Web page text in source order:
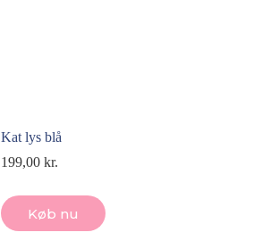
Kat lys blå
199,00kr.
Køb nu